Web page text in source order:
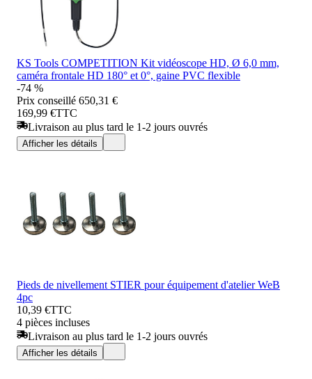
KS Tools COMPETITION Kit vidéoscope HD, Ø 6,0 mm,
caméra frontale HD 180° et 0°, gaine PVC flexible
-74 %
Prix conseillé 650,31 €
169,99 €TTC
Livraison au plus tard le 1-2 jours ouvrés
Afficher les détails
Pieds de nivellement STIER pour équipement d'atelier WeB
4pc
10,39 €TTC
4 pièces incluses
Livraison au plus tard le 1-2 jours ouvrés
Afficher les détails